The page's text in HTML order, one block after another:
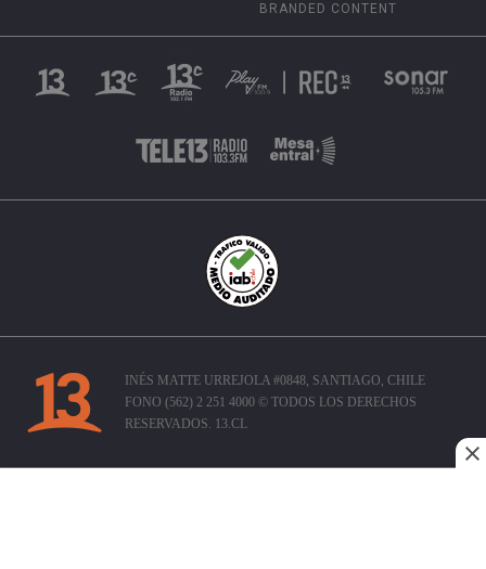
BRANDED CONTENT
INÉS MATTE URREJOLA #0848, SANTIAGO, CHILE
FONO (562) 2 251 4000 © TODOS LOS DERECHOS
RESERVADOS. 13.CL